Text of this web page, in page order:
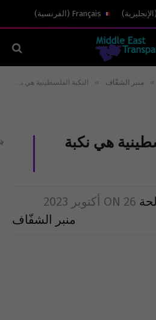
( الإنجليزية)
Français
( الفرنسية)
» منبر الشفّاف » النكبة الفلسطينية هي نكبة قيادة
هي نكبة
ON 26 أكتوبر 2023
منبر الشفّاف